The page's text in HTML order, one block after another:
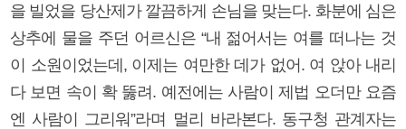
을 빌었을 당산제가 깔끔하게 손님을 맞는다. 화분에 심은
상추에 물을 주던 어르신은 “내 젊어서는 여를 떠나는 것
이 소원이었는데, 이제는 여만한 데가 없어. 여 앉아 내리
다 보면 속이 확 뚫려. 예전에는 사람이 제법 오더만 요즘
엔 사람이 그리워”라며 멀리 바라본다. 동구청 관계자는